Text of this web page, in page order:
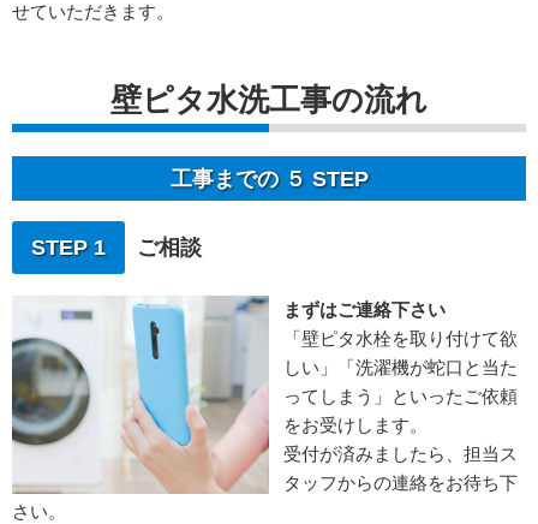
せていただきます。
壁ピタ水洗工事の流れ
工事までの ５ STEP
STEP 1 ご相談
まずはご連絡下さい
「壁ピタ水栓を取り付けて欲
しい」「洗濯機が蛇口と当た
ってしまう」といったご依頼
をお受けします。
受付が済みましたら、担当ス
タッフからの連絡をお待ち下
さい。